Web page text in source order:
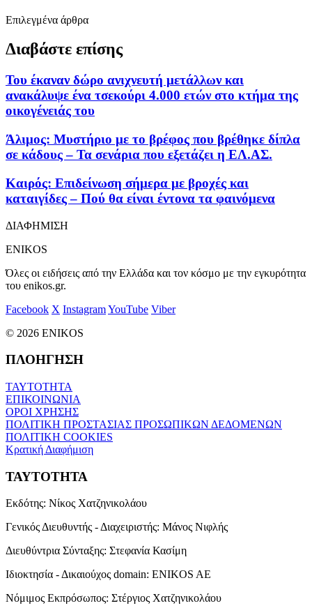
Επιλεγμένα άρθρα
Διαβάστε επίσης
Του έκαναν δώρο ανιχνευτή μετάλλων και
ανακάλυψε ένα τσεκούρι 4.000 ετών στο κτήμα της
οικογένειάς του
Άλιμος: Μυστήριο με το βρέφος που βρέθηκε δίπλα
σε κάδους – Τα σενάρια που εξετάζει η ΕΛ.ΑΣ.
Καιρός: Επιδείνωση σήμερα με βροχές και
καταιγίδες – Πού θα είναι έντονα τα φαινόμενα
ΔΙΑΦΗΜΙΣΗ
ENIKOS
Όλες οι ειδήσεις από την Ελλάδα και τον κόσμο με την εγκυρότητα
του enikos.gr.
Facebook X InstagramYouTube Viber
© 2026 ENIKOS
ΠΛΟΗΓΗΣΗ
ΤΑΥΤΟΤΗΤΑ
ΕΠΙΚΟΙΝΩΝΙΑ
ΟΡΟΙ ΧΡΗΣΗΣ
ΠΟΛΙΤΙΚΗ ΠΡΟΣΤΑΣΙΑΣ ΠΡΟΣΩΠΙΚΩΝ ΔΕΔΟΜΕΝΩΝ
ΠΟΛΙΤΙΚΗ COOKIES
Κρατική Διαφήμιση
ΤΑΥΤΟΤΗΤΑ
Εκδότης: Νίκος Χατζηνικολάου
Γενικός Διευθυντής - Διαχειριστής: Μάνος Νιφλής
Διευθύντρια Σύνταξης: Στεφανία Κασίμη
Ιδιοκτησία - Δικαιούχος domain: ENIKOS AE
Νόμιμος Εκπρόσωπος: Στέργιος Χατζηνικολάου